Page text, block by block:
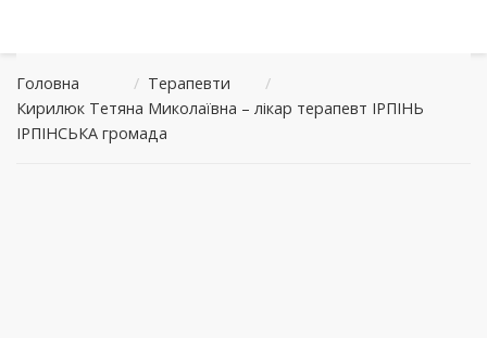
Головна / Терапевти
/
Кирилюк Тетяна Миколаївна – лікар терапевт ІРПІНЬ
ІРПІНСЬКА громада